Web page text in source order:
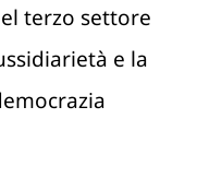
terzo settore
e la